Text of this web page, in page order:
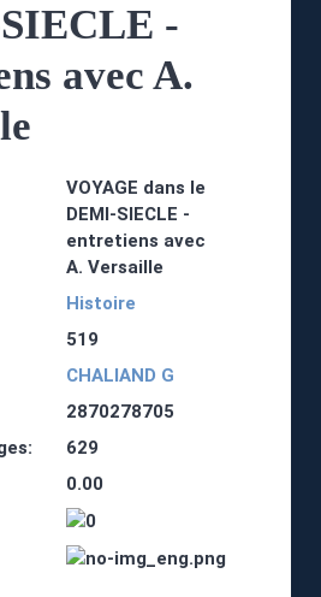
-
avec A.
VOYAGE dans le
DEMI-SIECLE -
entretiens avec
A. Versaille
Histoire
519
CHALIAND G
2870278705
629
0.00